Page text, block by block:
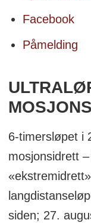
Facebook
Påmelding
6-timersløpet i
mosjonsidrett
siden; 27.